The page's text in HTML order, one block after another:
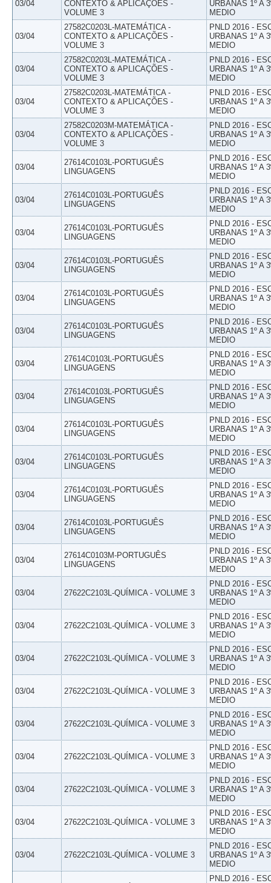
03/04
CONTEXTO & APLICAÇÕES -
VOLUME 3
URBANAS 1º A
MEDIO
03/04
27582C0203L-MATEMÁTICA -
CONTEXTO & APLICAÇÕES -
VOLUME 3
PNLD 2016 -
URBANAS 1º A
MEDIO
03/04
27582C0203L-MATEMÁTICA -
CONTEXTO & APLICAÇÕES -
VOLUME 3
PNLD 2016 -
URBANAS 1º A
MEDIO
03/04
27582C0203L-MATEMÁTICA -
CONTEXTO & APLICAÇÕES -
VOLUME 3
PNLD 2016 -
URBANAS 1º A
MEDIO
03/04
27582C0203M-MATEMÁTICA -
CONTEXTO & APLICAÇÕES -
VOLUME 3
PNLD 2016 -
URBANAS 1º A
MEDIO
03/04
27614C0103L-PORTUGUÊS
LINGUAGENS
PNLD 2016 -
URBANAS 1º A
MEDIO
03/04
27614C0103L-PORTUGUÊS
LINGUAGENS
PNLD 2016 -
URBANAS 1º A
MEDIO
03/04
27614C0103L-PORTUGUÊS
LINGUAGENS
PNLD 2016 -
URBANAS 1º A
MEDIO
03/04
27614C0103L-PORTUGUÊS
LINGUAGENS
PNLD 2016 -
URBANAS 1º A
MEDIO
03/04
27614C0103L-PORTUGUÊS
LINGUAGENS
PNLD 2016 -
URBANAS 1º A
MEDIO
03/04
27614C0103L-PORTUGUÊS
LINGUAGENS
PNLD 2016 -
URBANAS 1º A
MEDIO
03/04
27614C0103L-PORTUGUÊS
LINGUAGENS
PNLD 2016 -
URBANAS 1º A
MEDIO
03/04
27614C0103L-PORTUGUÊS
LINGUAGENS
PNLD 2016 -
URBANAS 1º A
MEDIO
03/04
27614C0103L-PORTUGUÊS
LINGUAGENS
PNLD 2016 -
URBANAS 1º A
MEDIO
03/04
27614C0103L-PORTUGUÊS
LINGUAGENS
PNLD 2016 -
URBANAS 1º A
MEDIO
03/04
27614C0103L-PORTUGUÊS
LINGUAGENS
PNLD 2016 -
URBANAS 1º A
MEDIO
03/04
27614C0103L-PORTUGUÊS
LINGUAGENS
PNLD 2016 -
URBANAS 1º A
MEDIO
03/04
27614C0103M-PORTUGUÊS
LINGUAGENS
PNLD 2016 -
URBANAS 1º A
MEDIO
03/04 27622C2103L-QUÍMICA - VOLUME 3
PNLD 2016 -
URBANAS 1º A
MEDIO
03/04 27622C2103L-QUÍMICA - VOLUME 3
PNLD 2016 -
URBANAS 1º A
MEDIO
03/04 27622C2103L-QUÍMICA - VOLUME 3
PNLD 2016 -
URBANAS 1º A
MEDIO
03/04 27622C2103L-QUÍMICA - VOLUME 3
PNLD 2016 -
URBANAS 1º A
MEDIO
03/04 27622C2103L-QUÍMICA - VOLUME 3
PNLD 2016 -
URBANAS 1º A
MEDIO
03/04 27622C2103L-QUÍMICA - VOLUME 3
PNLD 2016 -
URBANAS 1º A
MEDIO
03/04 27622C2103L-QUÍMICA - VOLUME 3
PNLD 2016 -
URBANAS 1º A
MEDIO
03/04 27622C2103L-QUÍMICA - VOLUME 3
PNLD 2016 -
URBANAS 1º A
MEDIO
03/04 27622C2103L-QUÍMICA - VOLUME 3
PNLD 2016 -
URBANAS 1º A
MEDIO
PNLD 2016 -